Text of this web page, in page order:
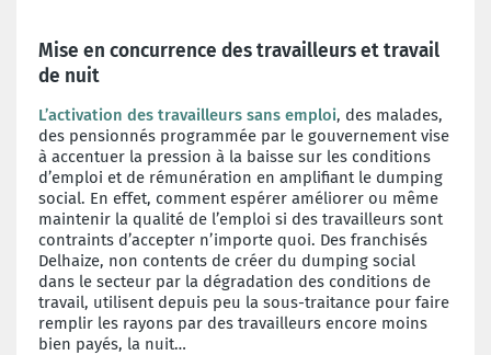
Mise en concurrence des travailleurs et travail
de nuit
L’activation des travailleurs sans emploi, des malades,
des pensionnés programmée par le gouvernement vise
à accentuer la pression à la baisse sur les conditions
d’emploi et de rémunération en amplifiant le dumping
social. En effet, comment espérer améliorer ou même
maintenir la qualité de l’emploi si des travailleurs sont
contraints d’accepter n’importe quoi. Des franchisés
Delhaize, non contents de créer du dumping social
dans le secteur par la dégradation des conditions de
travail, utilisent depuis peu la sous-traitance pour faire
remplir les rayons par des travailleurs encore moins
bien payés, la nuit…